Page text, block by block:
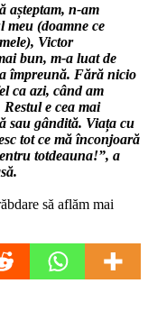
așteptam, n-am
meu (doamne ce
Victor
bun, m-a luat de
împreună. Fără nicio
ca azi, când am
e cea mai
sau gândită. Viața cu
tot ce mă înconjoară
totdeauna!”, a
să aflăm mai